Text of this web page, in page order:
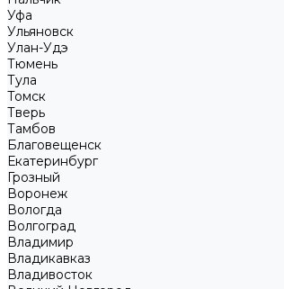
Уфа
Ульяновск
Улан-Удэ
Тюмень
Тула
Томск
Тверь
Тамбов
Благовещенск
Екатеринбург
Грозный
Воронеж
Вологда
Волгоград
Владимир
Владикавказ
Владивосток